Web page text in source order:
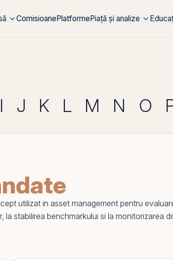
ComisioanePlatformePiață și analize
I J K L M N O
utilizat in asset management pentru
stabilirea benchmarkului si la monitorizarea